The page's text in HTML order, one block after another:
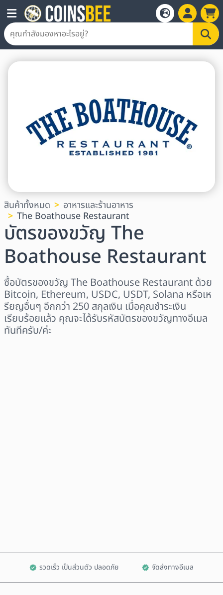
สินค้าทั้งหมด
อาหารและร้านอาหาร
The Boathouse Restaurant
บัตรของขวัญ The
Boathouse Restaurant
ซื้อบัตรของขวัญ The Boathouse Restaurant ด้วย
Bitcoin, Ethereum, USDC, USDT, Solana หรือเห
รียญอื่นๆ อีกกว่า 250 สกุลเงิน เมื่อคุณชำระเงิน
เรียบร้อยแล้ว คุณจะได้รับรหัสบัตรของขวัญทางอีเมล
ทันทีครับ/ค่ะ
รวดเร็ว เป็นส่วนตัว ปลอดภัย จัดส่งทางอีเมล